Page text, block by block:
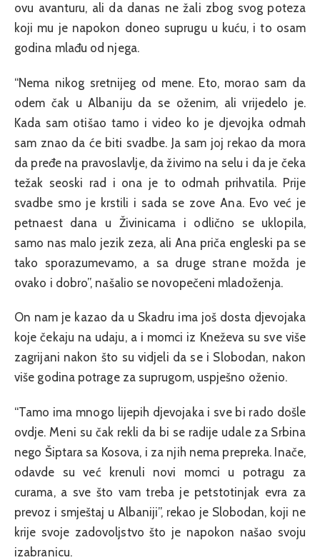
ovu avanturu, ali da danas ne žali zbog svog poteza
koji mu je napokon doneo suprugu u kuću, i to osam
godina mlađu od njega.
“Nema nikog sretnijeg od mene. Eto, morao sam da
odem čak u Albaniju da se oženim, ali vrijedelo je.
Kada sam otišao tamo i video ko je djevojka odmah
sam znao da će biti svadbe. Ja sam joj rekao da mora
da pređe na pravoslavlje, da živimo na selu i da je čeka
težak seoski rad i ona je to odmah prihvatila. Prije
svadbe smo je krstili i sada se zove Ana. Evo već je
petnaest dana u Živinicama i odlično se uklopila,
samo nas malo jezik zeza, ali Ana priča engleski pa se
tako sporazumevamo, a sa druge strane možda je
ovako i dobro”, našalio se novopečeni mladoženja.
On nam je kazao da u Skadru ima još dosta djevojaka
koje čekaju na udaju, a i momci iz Kneževa su sve više
zagrijani nakon što su vidjeli da se i Slobodan, nakon
više godina potrage za suprugom, uspješno oženio.
“Tamo ima mnogo lijepih djevojaka i sve bi rado došle
ovdje. Meni su čak rekli da bi se radije udale za Srbina
nego Šiptara sa Kosova, i za njih nema prepreka. Inače,
odavde su već krenuli novi momci u potragu za
curama, a sve što vam treba je petstotinjak evra za
prevoz i smještaj u Albaniji”, rekao je Slobodan, koji ne
krije svoje zadovoljstvo što je napokon našao svoju
izabranicu.